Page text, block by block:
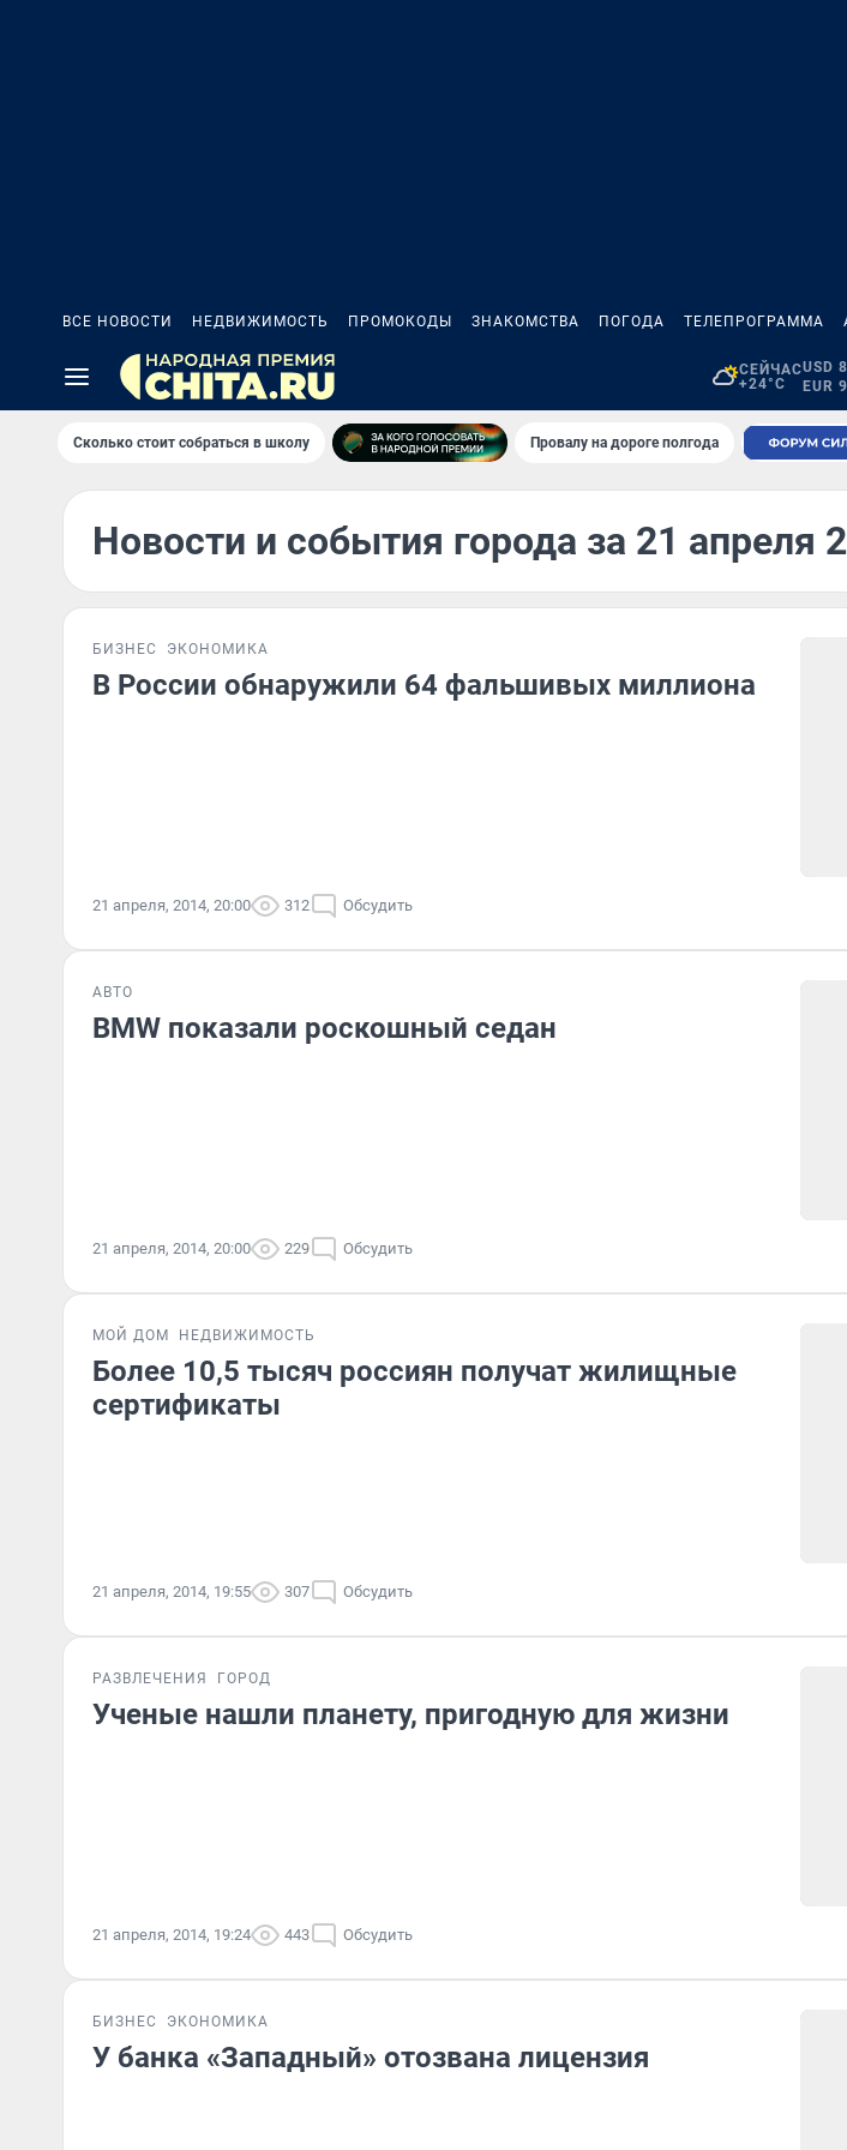
ВСЕ НОВОСТИ НЕДВИЖИМОСТЬ ПРОМОКОДЫ ЗНАКОМСТВА ПОГОДА ТЕЛЕПРОГРАММА
СЕЙЧАС
+24°C
USD
EUR
Сколько стоит собраться в школу Провалу на дороге полгода
Новости и события города за 21 апреля
БИЗНЕС ЭКОНОМИКА
В России обнаружили 64 фальшивых миллиона
21 апреля, 2014, 20:00 312 Обсудить
АВТО
BMW показали роскошный седан
21 апреля, 2014, 20:00 229 Обсудить
МОЙ ДОМ НЕДВИЖИМОСТЬ
Более 10,5 тысяч россиян получат жилищные
сертификаты
21 апреля, 2014, 19:55 307 Обсудить
РАЗВЛЕЧЕНИЯ ГОРОД
Ученые нашли планету, пригодную для жизни
21 апреля, 2014, 19:24 443 Обсудить
БИЗНЕС ЭКОНОМИКА
У банка «Западный» отозвана лицензия